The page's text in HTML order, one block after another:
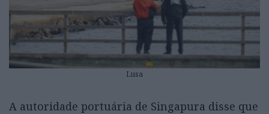
Lusa
A autoridade portuária de Singapura disse que